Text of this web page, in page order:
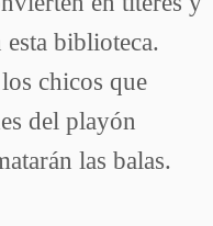
esta biblioteca.
chicos que
del playón
las balas.